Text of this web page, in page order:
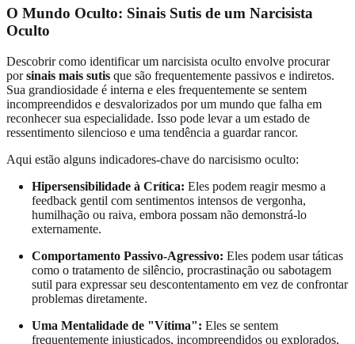
O Mundo Oculto: Sinais Sutis de um Narcisista
Oculto
Descobrir como identificar um narcisista oculto envolve procurar
porsinais mais sutis que são frequentemente passivos e indiretos.
Sua grandiosidade é interna e eles frequentemente se sentem
incompreendidos e desvalorizados por um mundo que falha em
reconhecer sua especialidade. Isso pode levar a um estado de
ressentimento silencioso e uma tendência a guardar rancor.
Aqui estão alguns indicadores-chave do narcisismo oculto:
Hipersensibilidade à Crítica: Eles podem reagir mesmo a
feedback gentil com sentimentos intensos de vergonha,
humilhação ou raiva, embora possam não demonstrá-lo
externamente.
Comportamento Passivo-Agressivo: Eles podem usar táticas
como o tratamento de silêncio, procrastinação ou sabotagem
sutil para expressar seu descontentamento em vez de confrontar
problemas diretamente.
Uma Mentalidade de "Vítima": Eles se sentem
frequentemente injustiçados, incompreendidos ou explorados,